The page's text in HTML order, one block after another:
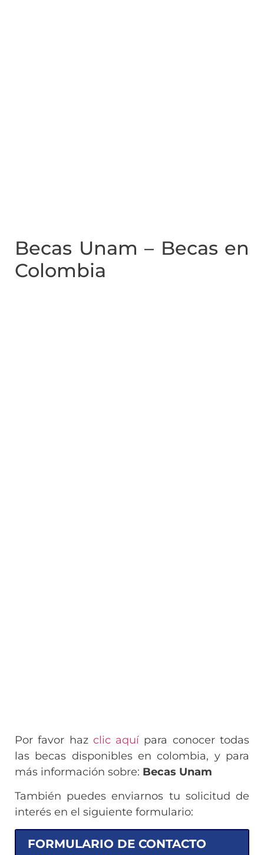
Becas Unam – Becas en
Colombia
Por favor haz clic aquí para conocer todas
las becas disponibles en colombia, y para
más información sobre: Becas Unam
También puedes enviarnos tu solicitud de
interés en el siguiente formulario:
FORMULARIO DE CONTACTO